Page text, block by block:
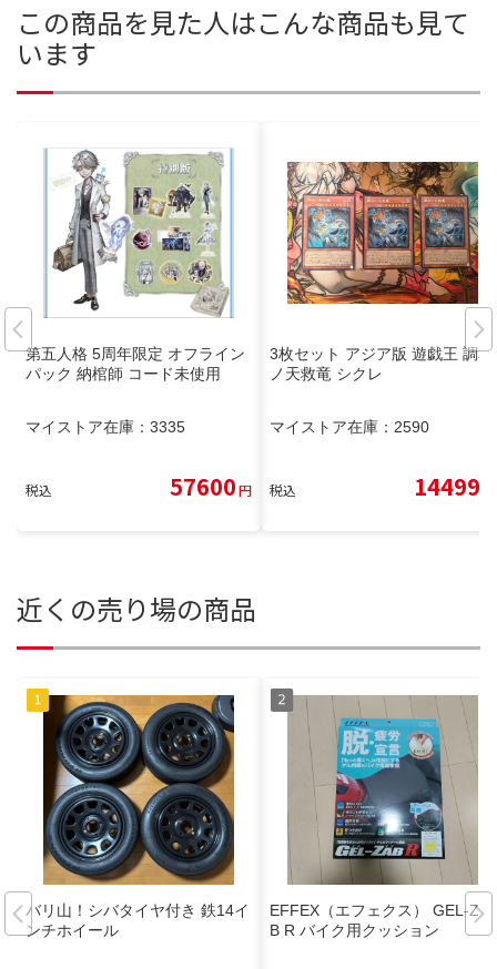
この商品を見た人はこんな商品も見て
います
第五人格 5周年限定 オフライン
パック 納棺師 コード未使用
マイストア在庫： 3335
税込 57600円
3枚セット アジア版 遊戯王 調和
ノ天救竜 シクレ
マイストア在庫： 2590
税込 14499
近くの売り場の商品
バリ山！シバタイヤ付き 鉄14イ
ンチホイール
EFFEX（エフェクス） GEL-ZA
B R バイク用クッション